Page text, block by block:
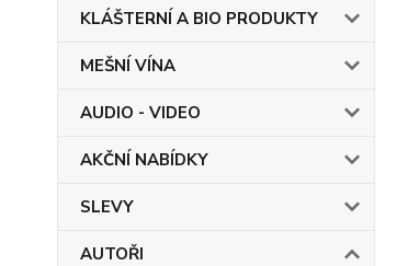
KLÁŠTERNÍ A BIO PRODUKTY
MEŠNÍ VÍNA
AUDIO - VIDEO
AKČNÍ NABÍDKY
SLEVY
AUTOŘI